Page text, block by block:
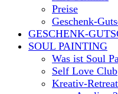
Preise
Geschenk-
GESCHENK-
SOUL PAINTING
Was ist Soul
Self Love Club
Kreativ-